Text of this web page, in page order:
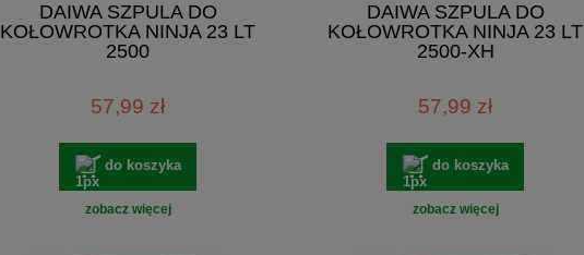
DAIWA SZPULA DO
KOŁOWROTKA NINJA 23 LT
2500
57,99 zł
do koszyka
zobacz więcej
DAIWA SZPULA DO
KOŁOWROTKA NINJA 23 LT
2500-XH
57,99 zł
do koszyka
zobacz więcej